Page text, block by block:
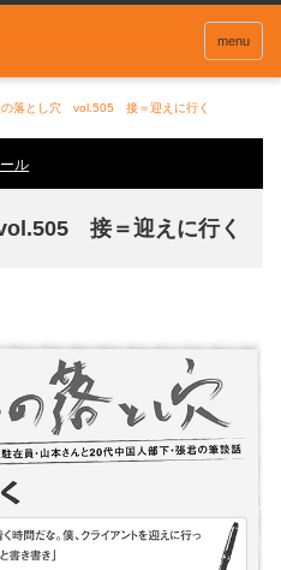
menu
の落とし穴 vol.505 接＝迎えに行く
ル
接＝迎えに行く